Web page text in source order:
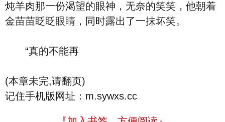
炖羊肉那一份渴望的眼神，无奈的笑笑，他朝着
金苗苗眨眨眼睛，同时露出了一抹坏笑。
“真的不能再
(本章未完,请翻页)
记住手机版网址：m.sywxs.cc